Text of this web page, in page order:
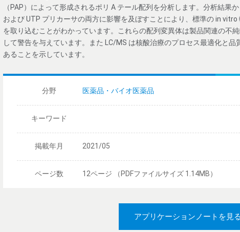
（PAP）によって形成されるポリ A テール配列を分析します。分析結果
および UTP プリカーサの両方に影響を及ぼすことにより、標準の in
を取り込むことがわかっています。これらの配列変異体は製品関連の不
して警告を与えています。また LC/MS は核酸治療のプロセス最適化と
あることを示しています。
分野 医薬品・バイオ医薬品
キーワード
掲載年月 2021/05
ページ数 12ページ （PDFファイルサイズ 1.14MB）
アプリケーションノートを見る